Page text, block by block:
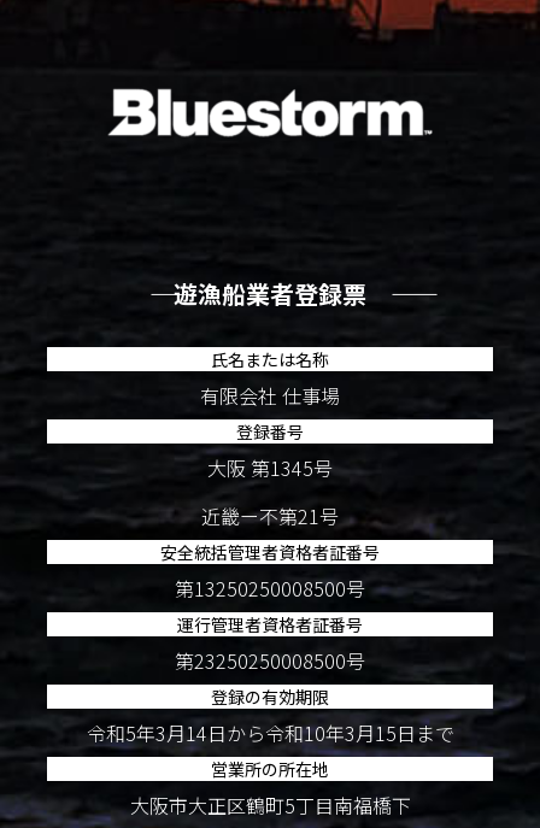
―― 遊漁船業者登録票 ――
氏名または名称
有限会社 仕事場
登録番号
大阪 第1345号
近畿ー不第21号
安全統括管理者資格者証番号
第13250250008500号
運行管理者資格者証番号
第23250250008500号
登録の有効期限
令和5年3月14日から令和10年3月15日まで
営業所の所在地
大阪市大正区鶴町5丁目南福橋下